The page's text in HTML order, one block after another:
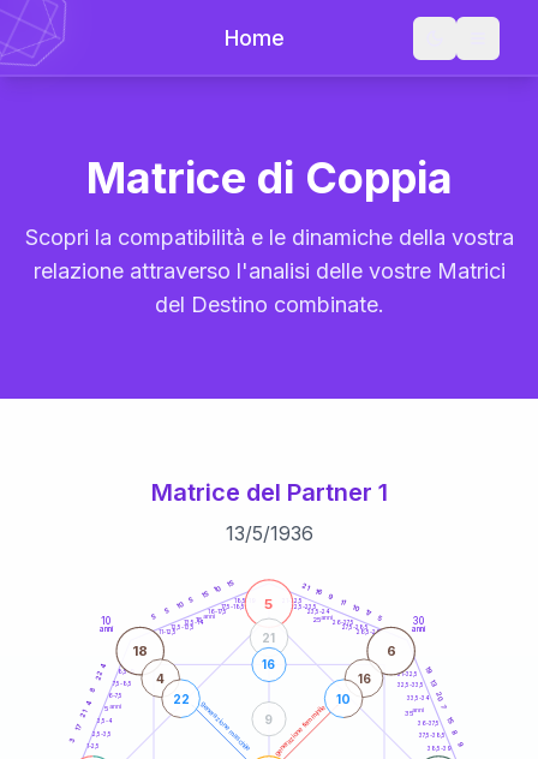
Home
Matrice di Coppia
Scopri la compatibilità e le dinamiche della vostra
relazione attraverso l'analisi delle vostre Matrici
del Destino combinate.
Matrice del Partner 1
13/5/1936
generazione maschile generazione femminile
10
anni
30
anni
1-2,5
2,5-3,5
3,5-4
6-7,5
7,5-8,5
8,5-9
11-12,5
12,5-13,5
13,5-14
16-17,5
17,5-18,5
18,5-19
21-22,5
22,5-23,5
23,5-24
26-27,5
27,5-28,5
28,5-29
31-32,5
32,5-33,5
33,5-34
36-37,5
37,5-38,5
38,5-39
3
17
21
4
8
22
4
5
5
10
5
15
10
15 21
16
9
11
10
17
5
19
13
20
7
15
8
9
5
18 6
21
16
9
4
22
16
10
5anni
15 anni 25anni
35anni